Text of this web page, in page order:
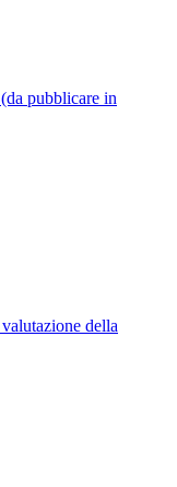
pubblicare in
della